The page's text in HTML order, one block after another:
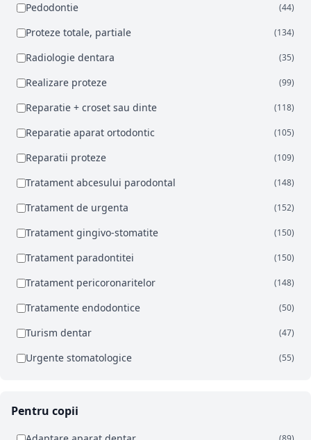
Pedodontie (44)
Proteze totale, partiale (134)
Radiologie dentara (35)
Realizare proteze (99)
Reparatie + croset sau dinte (118)
Reparatie aparat ortodontic (105)
Reparatii proteze (109)
Tratament abcesului parodontal (148)
Tratament de urgenta (152)
Tratament gingivo-stomatite (150)
Tratament paradontitei (150)
Tratament pericoronaritelor (148)
Tratamente endodontice (50)
Turism dentar (47)
Urgente stomatologice (55)
Pentru copii